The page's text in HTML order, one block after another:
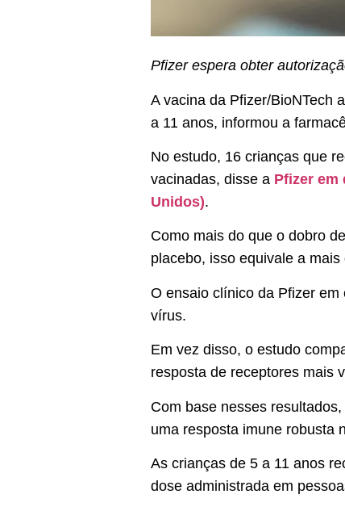
Pfizer espera obter
A vacina da Pfizer/BioNTech
a 11 anos, informou a
No estudo, 16 crianças que
vacinadas, disse a Pfizer em
Unidos).
Como mais do que o dobro
placebo, isso equivale a
O ensaio clínico da Pfizer
vírus.
Em vez disso, o estudo
resposta de receptores mais
Com base nesses
uma resposta imune robusta
As crianças de 5 a 11 anos
dose administrada em